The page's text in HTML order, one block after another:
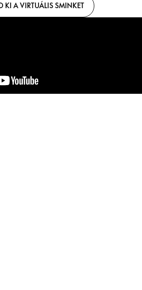
KI A VIRTUÁLIS SMINKET